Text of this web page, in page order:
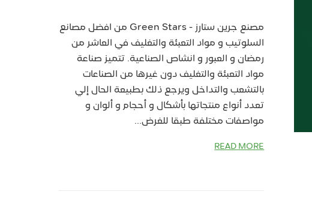
مصنع جرين ستارز - Green Stars من افضل مصانع
السلوتيب و مواد التعبئة والتغليف في العاشر من
رمضان و العبور و انشاص الصناعية. تتميز صناعة
مواد التعبئة والتغليف دون غيرها من الصناعات
بالتشعب والتداخل ويرجع ذلك بطبيعة الحال إلي
تعدد أنواع منتجاتها بأشكال و أحجام و ألوان و
مواصفات مختلفة طبقا للغرض...
READ MORE